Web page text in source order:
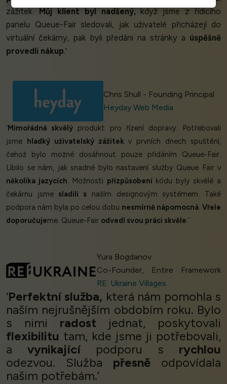
zážitek.Můj klient byl nadšený,když jsme z řídicího
panelu Queue-Fair sledovali, jak uživatelé přicházejí do
virtuální čekárny, pak byli předáni na stránky a úspěšně
provedli nákup.’
Chris Shull - Founding Principal
Heyday Web Media
‘Mimořádně skvělý produkt pro řízení dopravy. Potřebovali
jsme hladký uživatelský zážitekv prvních dnech spuštění,
čehož bylo možné dosáhnout pouze přidáním Queue-Fair.
Líbilo se nám, jak snadné bylo nastavení služby Queue Fair v
několika jazycích. Možnosti přizpůsobeníkódu byly skvělé a
čekárnu jsme sladili s naším designovým systémem. Také
podpora nám byla po celou dobu nesmírně nápomocná. Vřele
doporučujeme. Queue-Fair odvedl svou práci skvěle.’
Yura Bogdanov
Co-Founder, Entire Framework
RE: Ukraine Villages
‘Perfektní služba, která nám pomohla s
naším nejrušnějším obdobím roku. Bylo
s nimi radost jednat, poskytovali
flexibilitu tam, kde jsme ji potřebovali,
a vynikajícípodporu s rychlou
odezvou. Služba přesně odpovídala
našim potřebám.’